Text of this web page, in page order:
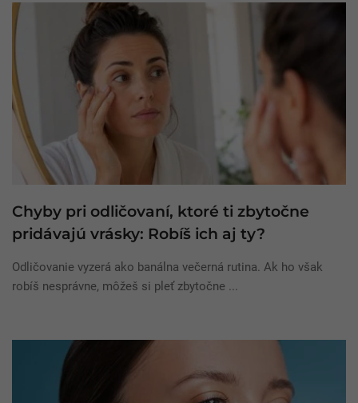
Chyby pri odličovaní, ktoré ti zbytočne
pridávajú vrásky: Robíš ich aj ty?
Odličovanie vyzerá ako banálna večerná rutina. Ak ho však
robíš nesprávne, môžeš si pleť zbytočne ...